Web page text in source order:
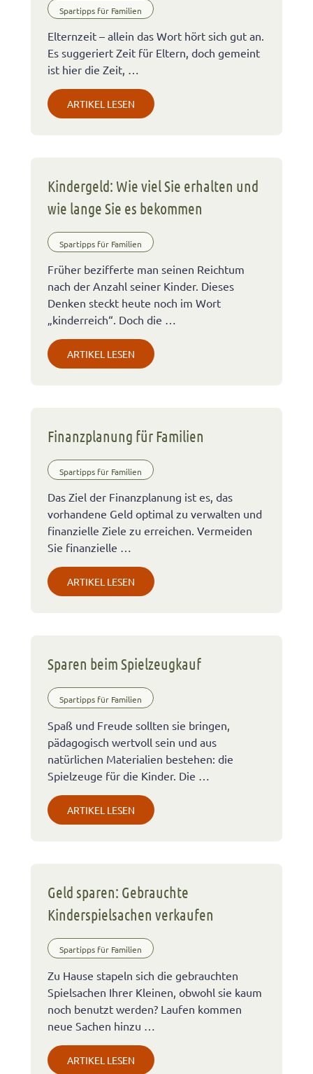
Spartipps für Familien
Elternzeit – allein das Wort hört sich gut an.
Es suggeriert Zeit für Eltern, doch gemeint
ist hier die Zeit, …
ARTIKEL LESEN
Kindergeld: Wie viel Sie erhalten und
wie lange Sie es bekommen
Spartipps für Familien
Früher bezifferte man seinen Reichtum
nach der Anzahl seiner Kinder. Dieses
Denken steckt heute noch im Wort
„kinderreich“. Doch die …
ARTIKEL LESEN
Finanzplanung für Familien
Spartipps für Familien
Das Ziel der Finanzplanung ist es, das
vorhandene Geld optimal zu verwalten und
finanzielle Ziele zu erreichen. Vermeiden
Sie finanzielle …
ARTIKEL LESEN
Sparen beim Spielzeugkauf
Spartipps für Familien
Spaß und Freude sollten sie bringen,
pädagogisch wertvoll sein und aus
natürlichen Materialien bestehen: die
Spielzeuge für die Kinder. Die …
ARTIKEL LESEN
Geld sparen: Gebrauchte
Kinderspielsachen verkaufen
Spartipps für Familien
Zu Hause stapeln sich die gebrauchten
Spielsachen Ihrer Kleinen, obwohl sie kaum
noch benutzt werden? Laufen kommen
neue Sachen hinzu …
ARTIKEL LESEN